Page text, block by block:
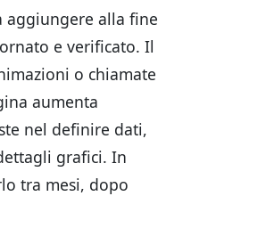
aggiungere alla fine
e verificato. Il
o chiamate
aumenta
nel definire dati,
grafici. In
tra mesi, dopo